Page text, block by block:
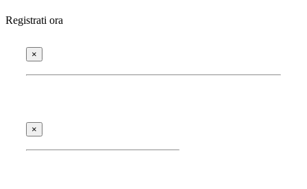
Registrati ora
×
×